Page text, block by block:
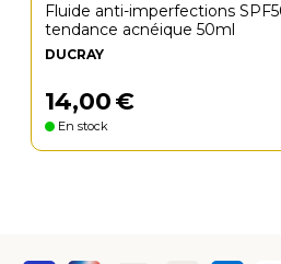
Fluide anti-imperfections
tendance acnéique 50ml
DUCRAY
14,00€
En stock